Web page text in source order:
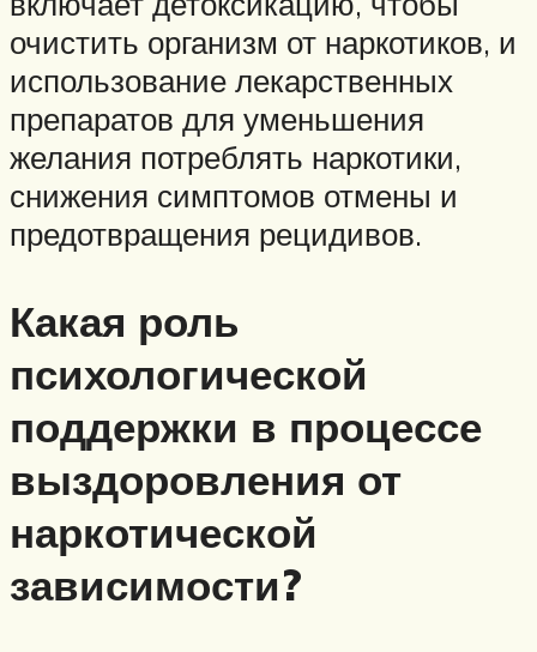
очистить организм от наркотиков, и
использование лекарственных
препаратов для уменьшения
желания потреблять наркотики,
снижения симптомов отмены и
предотвращения рецидивов.
Какая роль
психологической
поддержки в процессе
выздоровления от
наркотической
зависимости?